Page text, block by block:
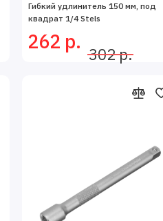
Гибкий удлинитель 150 мм, под
квадрат 1/4 Stels
262 р.
302 р.